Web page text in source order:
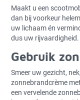
Maakt u een
dan bij voorkeur
uw lichaam én
dus uw rijvaardigheid.
Gebruik
Smeer uw gezicht,
zonnebrandcrème
een vervelende